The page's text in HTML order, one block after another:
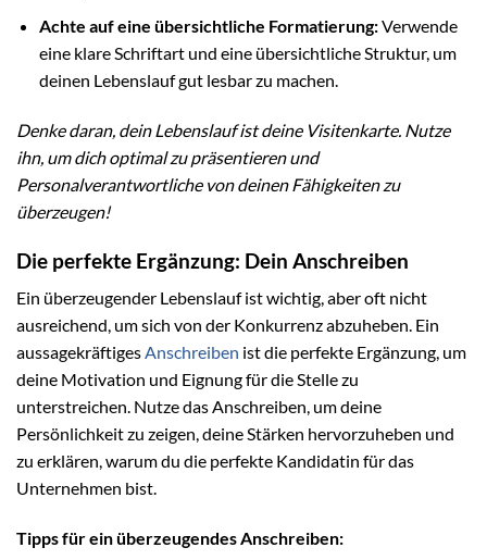
Achte auf eine übersichtliche Formatierung:Verwende
eine klare Schriftart und eine übersichtliche Struktur, um
deinen Lebenslauf gut lesbar zu machen.
Denke daran, dein Lebenslauf ist deine Visitenkarte. Nutze
ihn, um dich optimal zu präsentieren und
Personalverantwortliche von deinen Fähigkeiten zu
überzeugen!
Die perfekte Ergänzung: Dein Anschreiben
Ein überzeugender Lebenslauf ist wichtig, aber oft nicht
ausreichend, um sich von der Konkurrenz abzuheben. Ein
aussagekräftigesAnschreiben ist die perfekte Ergänzung, um
deine Motivation und Eignung für die Stelle zu
unterstreichen. Nutze das Anschreiben, um deine
Persönlichkeit zu zeigen, deine Stärken hervorzuheben und
zu erklären, warum du die perfekte Kandidatin für das
Unternehmen bist.
Tipps für ein überzeugendes Anschreiben: